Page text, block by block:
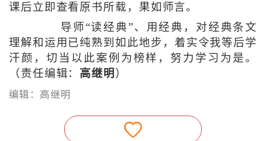
课后立即查看原书所载，果如师言。
导师“读经典”、用经典，对经典条文
理解和运用已纯熟到如此地步，着实令我等后学
汗颜，切当以此案例为榜样，努力学习为是。
（责任编辑： 高继明 ）
编辑：高继明